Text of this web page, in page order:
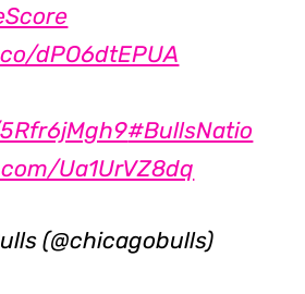
dPO6dtEPUA
#BullsNatio
Ua1UrVZ8dq
(@chicagobulls)